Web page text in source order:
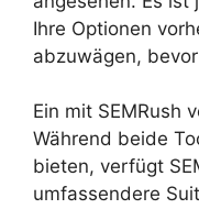
Ihre Optionen
abzuwägen,
Ein mit SEMRush
Während beide
bieten, verfügt
umfassendere